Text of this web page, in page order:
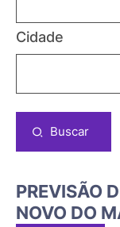
Cidade
Buscar
PREVISÃO
NOVO DO